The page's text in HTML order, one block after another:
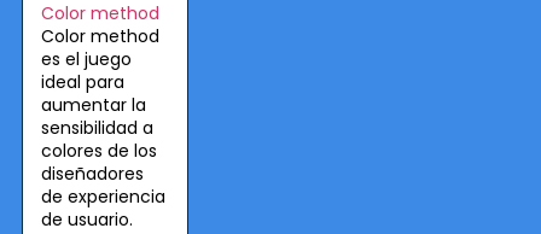
Color method
Color method
es el juego
ideal para
aumentar la
sensibilidad a
colores de los
diseñadores
de experiencia
de usuario.